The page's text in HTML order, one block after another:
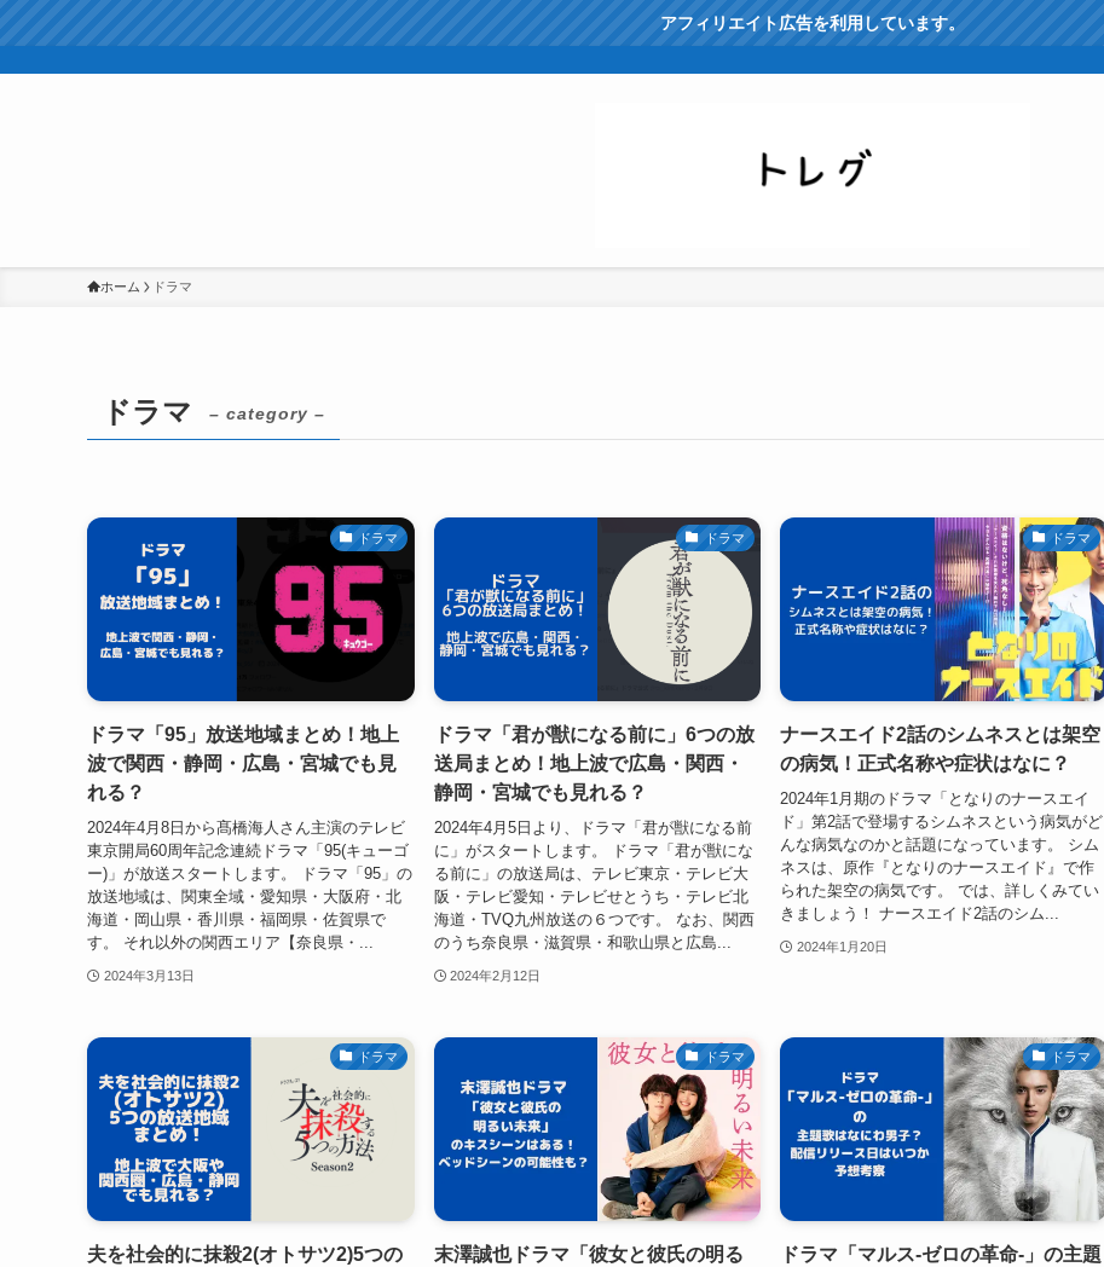
アフィリエイト広告を利用しています。
ホーム ドラマ
ドラマ – category –
ドラマ
ドラマ「95」放送地域まとめ！地上
波で関西・静岡・広島・宮城でも見
れる？
2024年4月8日から髙橋海人さん主演のテレビ
東京開局60周年記念連続ドラマ「95(キューゴ
ー)」が放送スタートします。 ドラマ「95」の
放送地域は、関東全域・愛知県・大阪府・北
海道・岡山県・香川県・福岡県・佐賀県で
す。 それ以外の関西エリア【奈良県・...
2024年3月13日
ドラマ
ドラマ「君が獣になる前に」6つの放
送局まとめ！地上波で広島・関西・
静岡・宮城でも見れる？
2024年4月5日より、ドラマ「君が獣になる前
に」がスタートします。 ドラマ「君が獣にな
る前に」の放送局は、テレビ東京・テレビ大
阪・テレビ愛知・テレビせとうち・テレビ北
海道・TVQ九州放送の６つです。 なお、関西
のうち奈良県・滋賀県・和歌山県と広島...
2024年2月12日
ドラマ
ナースエイド2話のシムネスとは架空
の病気！正式名称や症状はなに？
2024年1月期のドラマ「となりのナースエイ
ド」第2話で登場するシムネスという病気がど
んな病気なのかと話題になっています。 シム
ネスは、原作『となりのナースエイド』で作
られた架空の病気です。 では、詳しくみてい
きましょう！ ナースエイド2話のシム...
2024年1月20日
ドラマ
夫を社会的に抹殺2(オトサツ2)5つの
ドラマ
末澤誠也ドラマ「彼女と彼氏の明る
ドラマ
ドラマ「マルス-ゼロの革命-」の主題